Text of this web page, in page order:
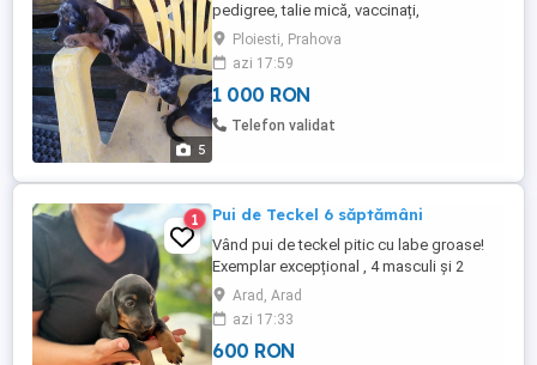
5
pedigree, talie mică, vaccinați,
deparazitați intern și extern, carnet de
sănătate, alte detalii la telefon WhatsApp.
Preț diferit în funcție de culoare. Culori
diferite.
Ploiesti, Prahova
azi 17:59
1 000 RON
Telefon validat
1 Pui de Teckel 6 săptămâni
Vând pui de teckel pitic cu labe groase!
Exemplar excepțional , 4 masculi și 2
femele ! Dețin ambii părinți! Nu au vaccin!
Arad, Arad
azi 17:33
600 RON